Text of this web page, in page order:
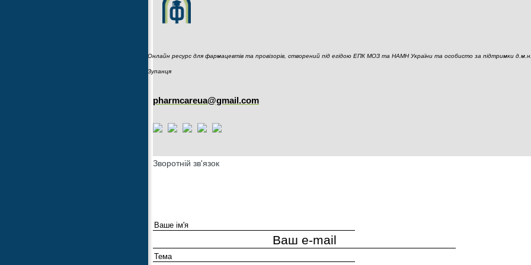
Онлайн ресурс для фармацевтів та провізорів, створений під егідою ЕПК МОЗ та НАМН України та особисто за підтримки д.м.н.,
Зупанця
pharmcareua@gmail.com
Зворотній зв'язок